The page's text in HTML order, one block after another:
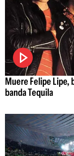
Muere Felipe Lipe,
banda Tequila